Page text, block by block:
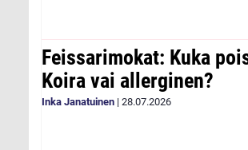
Feissarimokat: Kuka
Koira vai allerginen?
Inka Janatuinen | 28.07.2026